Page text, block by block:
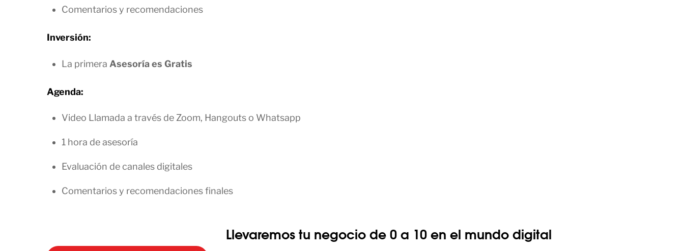
Comentarios y recomendaciones
Inversión:
La primera Asesoría es Gratis
Agenda:
Video Llamada a través de Zoom, Hangouts o Whatsapp
1 hora de asesoría
Evaluación de canales digitales
Comentarios y recomendaciones finales
Llevaremos tu negocio de 0 a 10 en el mundo digital